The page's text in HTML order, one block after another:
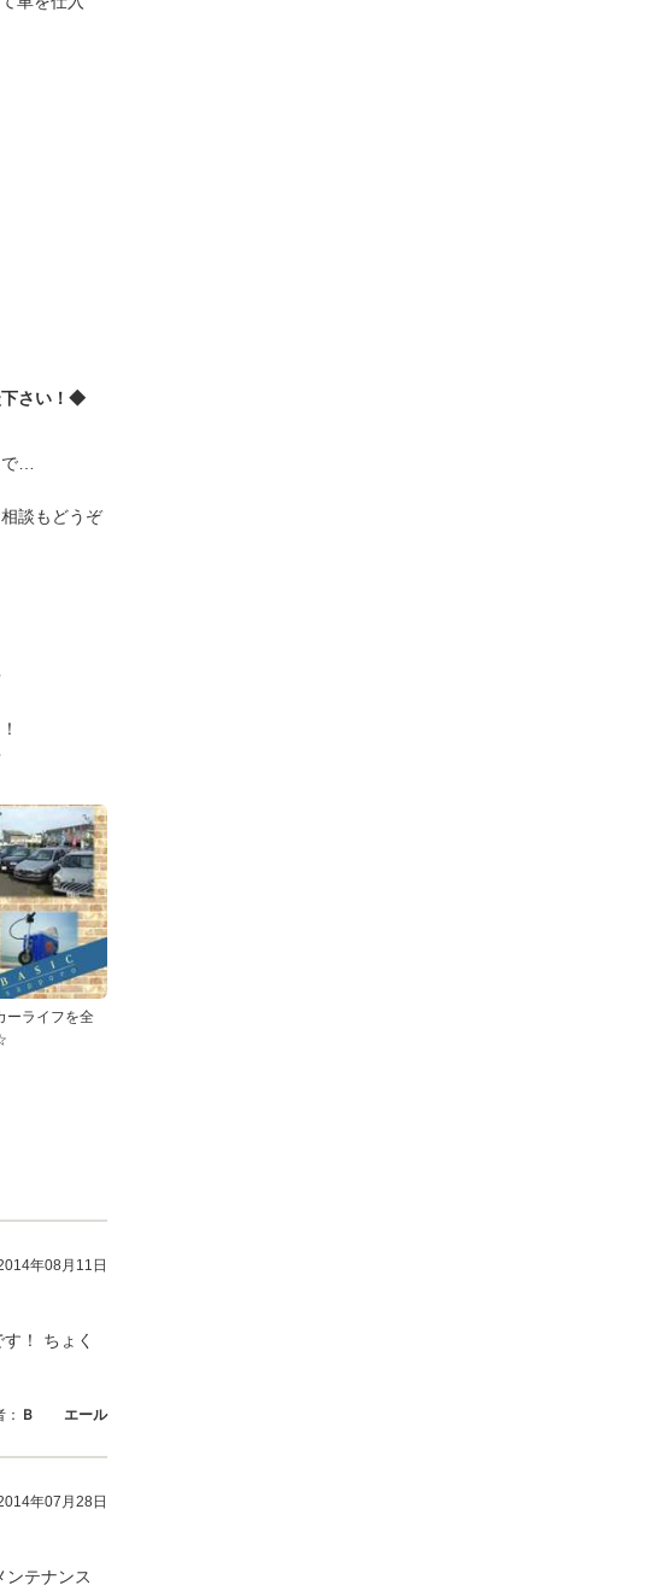
下さい！◆
…
談もどうぞ
ーライフを全
年08月11日
！ ちょく
Ｂ エール
年07月28日
ンテナンス